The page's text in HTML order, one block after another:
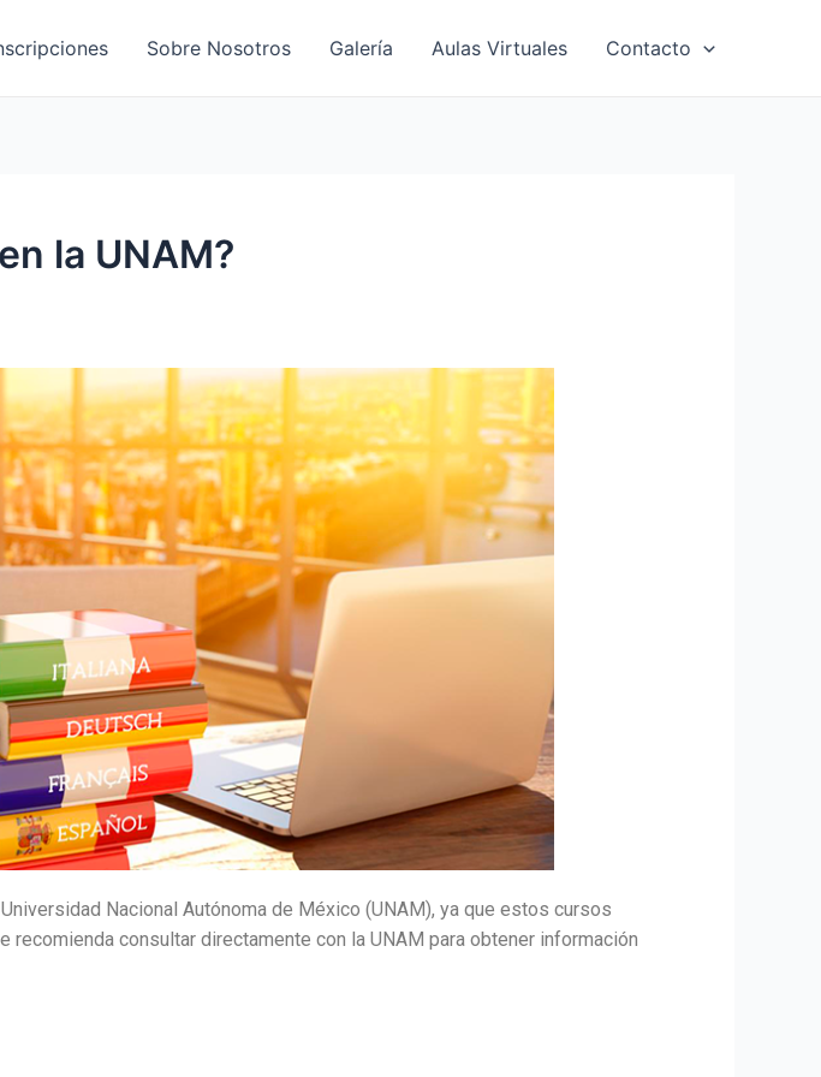
Sobre Nosotros Galería Aulas Virtuales Contacto
la UNAM?
Nacional Autónoma de México (UNAM), ya que estos cursos
consultar directamente con la UNAM para obtener información